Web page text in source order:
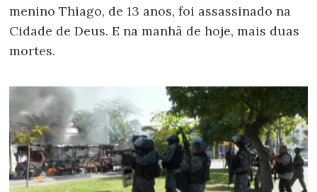
menino Thiago, de 13 anos, foi assassinado na
Cidade de Deus. E na manhã de hoje, mais duas
mortes.